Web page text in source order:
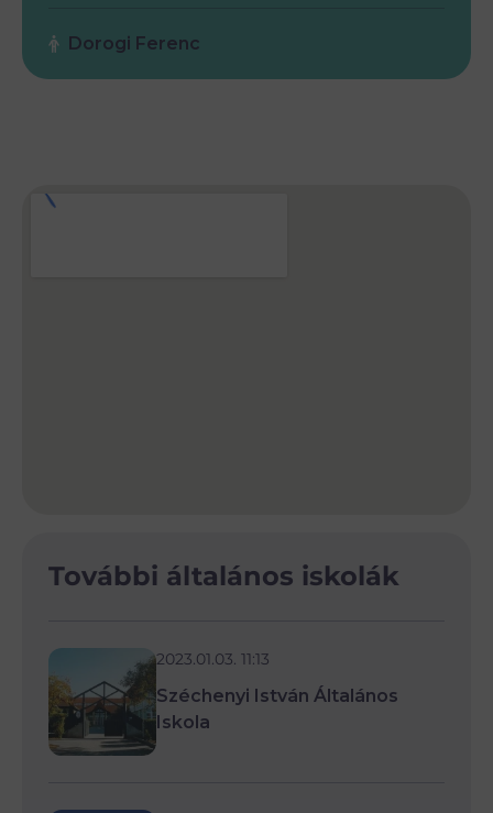
Dorogi Ferenc
További általános iskolák
2023.01.03. 11:13
Széchenyi István Általános
Iskola